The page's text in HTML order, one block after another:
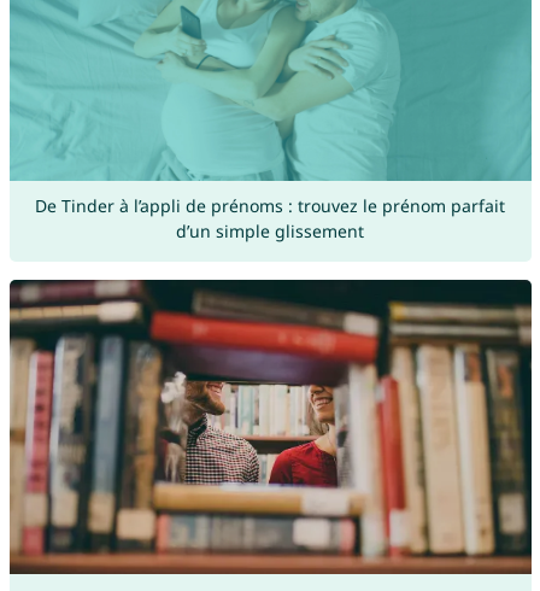
De Tinder à l’appli de prénoms : trouvez le prénom parfait
d’un simple glissement